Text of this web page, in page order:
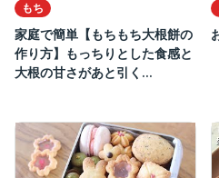
もち
家庭で簡単【もちもち大根餅の
作り方】もっちりとした食感と
大根の甘さがあと引く...